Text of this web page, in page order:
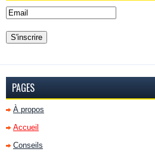
PAGES
À propos
Accueil
Conseils